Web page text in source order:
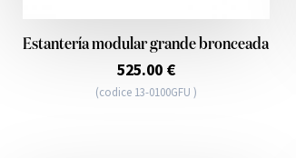
Estantería modular grande bronceada
525.00 €
(codice 13-0100GFU )